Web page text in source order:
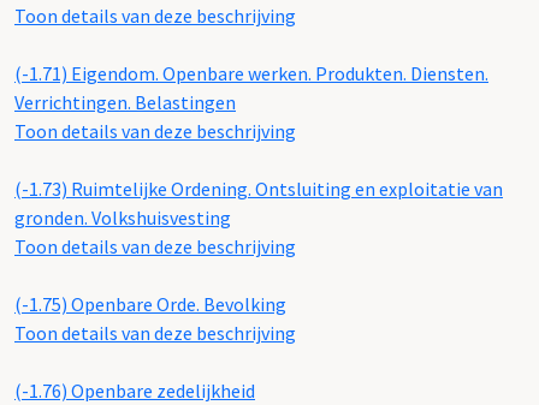
Toon details van deze beschrijving
(-1.71) Eigendom. Openbare werken. Produkten. Diensten.
Verrichtingen. Belastingen
Toon details van deze beschrijving
(-1.73) Ruimtelijke Ordening. Ontsluiting en exploitatie van
gronden. Volkshuisvesting
Toon details van deze beschrijving
(-1.75) Openbare Orde. Bevolking
Toon details van deze beschrijving
(-1.76) Openbare zedelijkheid